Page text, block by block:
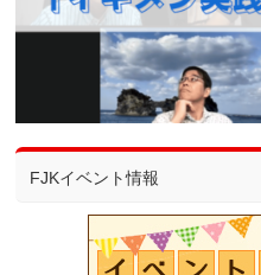
FJKイベント情報